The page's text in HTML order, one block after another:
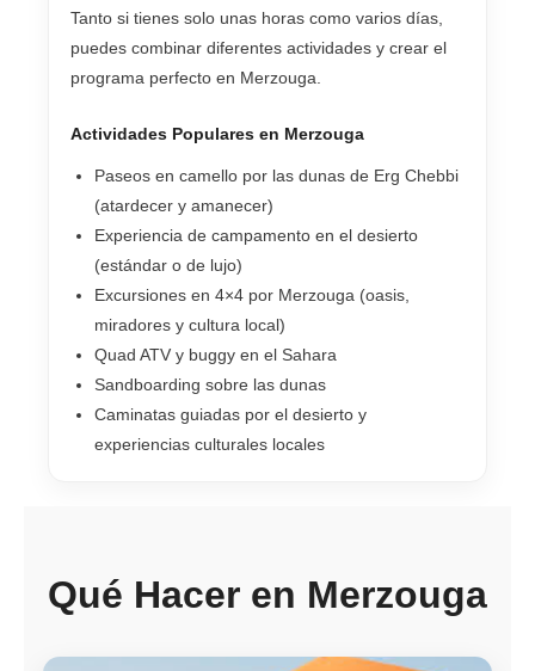
Tanto si tienes solo unas horas como varios días,
puedes combinar diferentes actividades y crear el
programa perfecto en Merzouga.
Actividades Populares en Merzouga
Paseos en camello por las dunas de Erg Chebbi
(atardecer y amanecer)
Experiencia de campamento en el desierto
(estándar o de lujo)
Excursiones en 4×4 por Merzouga (oasis,
miradores y cultura local)
Quad ATV y buggy en el Sahara
Sandboarding sobre las dunas
Caminatas guiadas por el desierto y
experiencias culturales locales
Qué Hacer en Merzouga